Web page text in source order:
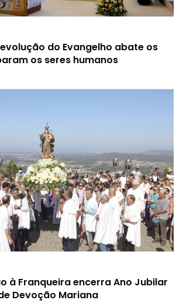
do Evangelho abate os
os seres humanos
à Franqueira encerra Ano Jubilar
Devoção Mariana